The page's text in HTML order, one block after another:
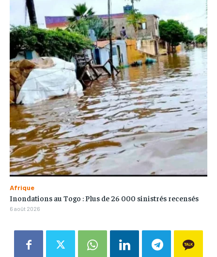
Afrique
Inondations au Togo : Plus de 26 000 sinistrés recensés
6 août 2026